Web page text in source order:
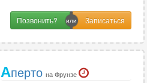
Позвонить?
Аперто на Фрунзе